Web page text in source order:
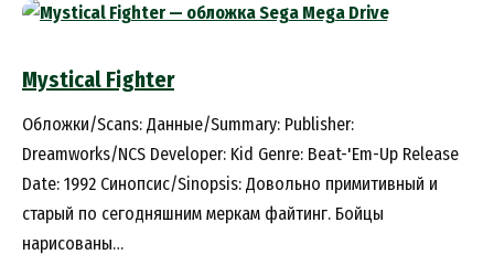
Mystical Fighter
Обложки/Scans: Данные/Summary: Publisher:
Dreamworks/NCS Developer: Kid Genre: Beat-'Em-Up Release
Date: 1992 Синопсис/Sinopsis: Довольно примитивный и
старый по сегодняшним меркам файтинг. Бойцы
нарисованы…